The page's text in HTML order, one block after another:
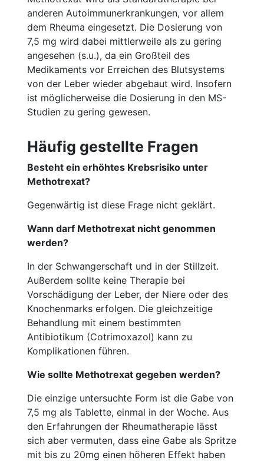
anderen Autoimmunerkrankungen, vor allem
dem Rheuma eingesetzt. Die Dosierung von
7,5 mg wird dabei mittlerweile als zu gering
angesehen (s.u.), da ein Großteil des
Medikaments vor Erreichen des Blutsystems
von der Leber wieder abgebaut wird. Insofern
ist möglicherweise die Dosierung in den MS-
Studien zu gering gewesen.
Häufig gestellte Fragen
Besteht ein erhöhtes Krebsrisiko unter
Methotrexat?
Gegenwärtig ist diese Frage nicht geklärt.
Wann darf Methotrexat nicht genommen
werden?
In der Schwangerschaft und in der Stillzeit.
Außerdem sollte keine Therapie bei
Vorschädigung der Leber, der Niere oder des
Knochenmarks erfolgen. Die gleichzeitige
Behandlung mit einem bestimmten
Antibiotikum (Cotrimoxazol) kann zu
Komplikationen führen.
Wie sollte Methotrexat gegeben werden?
Die einzige untersuchte Form ist die Gabe von
7,5 mg als Tablette, einmal in der Woche. Aus
den Erfahrungen der Rheumatherapie lässt
sich aber vermuten, dass eine Gabe als Spritze
mit bis zu 20mg einen höheren Effekt haben